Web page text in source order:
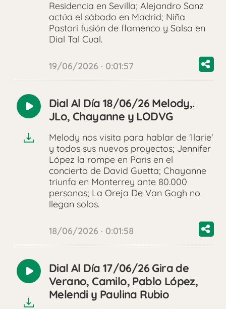
Residencia en Sevilla; Alejandro Sanz
actúa el sábado en Madrid; Niña
Pastori fusión de flamenco y Salsa en
Dial Tal Cual.
19/06/2026 · 0:01:57
Reproducir
audio
Dial Al Día 18/06/26 Melody,.
JLo, Chayanne y LODVG
Melody nos visita para hablar de 'Ilarie'
y todos sus nuevos proyectos; Jennifer
López la rompe en Paris en el
concierto de David Guetta; Chayanne
triunfa en Monterrey ante 80.000
personas; La Oreja De Van Gogh no
llegan solos.
18/06/2026 · 0:01:58
Reproducir
audio
Dial Al Día 17/06/26 Gira de
Verano, Camilo, Pablo López,
Melendi y Paulina Rubio